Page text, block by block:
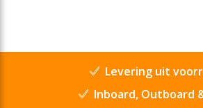
Levering uit
Inboard, Outboard